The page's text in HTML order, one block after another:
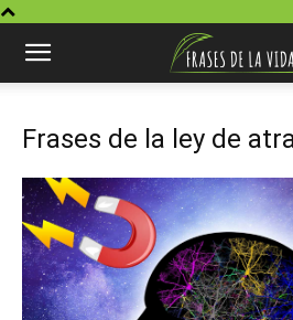
Frases de la ley de